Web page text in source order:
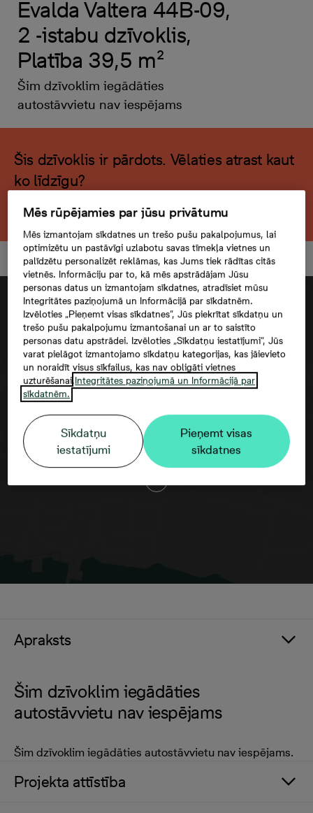
Evalda Valtera 44B-09,
2 -istabu dzīvoklis,
Platība 39,5 m²
Šim dzīvoklim iegādāties
autostāvvietu nav iespējams
Šis dzīvoklis ir pārdots. Vēlaties atrast kaut
ko līdzīgu?
Meklēt citu dzīvokli
Google maps trešās puses datu
izmantošana
Apraksts
Šim dzīvoklim iegādāties
autostāvvietu nav iespējams
Šim dzīvoklim iegādāties autostāvvietu nav iespējams.
Projekta attīstība
Mēs rūpējamies par jūsu privātumu
Mēs izmantojam sīkdatnes un trešo pušu pakalpojumus, lai
optimizētu un pastāvīgi uzlabotu savas tīmekļa vietnes un
palīdzētu personalizēt reklāmas, kas Jums tiek rādītas citās
vietnēs. Informāciju par to, kā mēs apstrādājam Jūsu
personas datus un izmantojam sīkdatnes, atradīsiet mūsu
Integritātes paziņojumā un Informācijā par sīkdatnēm.
Izvēloties „Pieņemt visas sīkdatnes”, Jūs piekrītat sīkdatņu un
trešo pušu pakalpojumu izmantošanai un ar to saistīto
personas datu apstrādei. Izvēloties „Sīkdatņu iestatījumi”, Jūs
varat pielāgot izmantojamo sīkdatņu kategorijas, kas jāievieto
un noraidīt visus sīkfailus, kas nav obligāti vietnes
uzturēšanai.Integritātes paziņojumā un Informācijā par
sīkdatnēm.
Sīkdatņu
iestatījumi
Pieņemt visas
sīkdatnes